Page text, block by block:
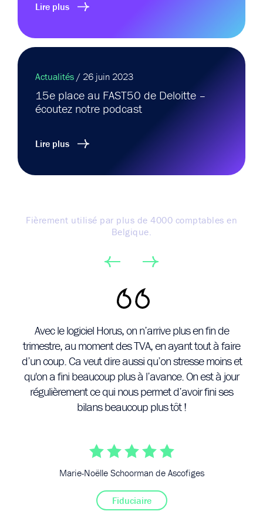
Lire plus
Actualités / 26 juin 2023
15e place au FAST50 de Deloitte –
écoutez notre podcast
Lire plus
Fièrement utilisé par plus de 4000 comptables en
Belgique.
Avec le logiciel Horus, on n’arrive plus en fin de
trimestre, au moment des TVA, en ayant tout à faire
d’un coup. Ca veut dire aussi qu’on stresse moins et
qu'on a fini beaucoup plus à l’avance. On est à jour
régulièrement ce qui nous permet d’avoir fini ses
bilans beaucoup plus tôt !
Marie-Noëlle Schoorman de Ascofiges
Fiduciaire